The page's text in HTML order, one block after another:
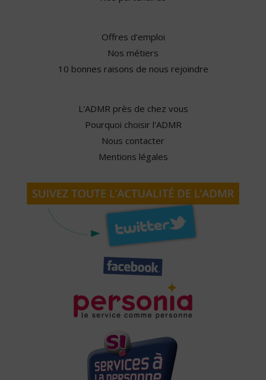
Offres d'emploi
Nos métiers
10 bonnes raisons de nous rejoindre
L'ADMR près de chez vous
Pourquoi choisir l'ADMR
Nous contacter
Mentions légales